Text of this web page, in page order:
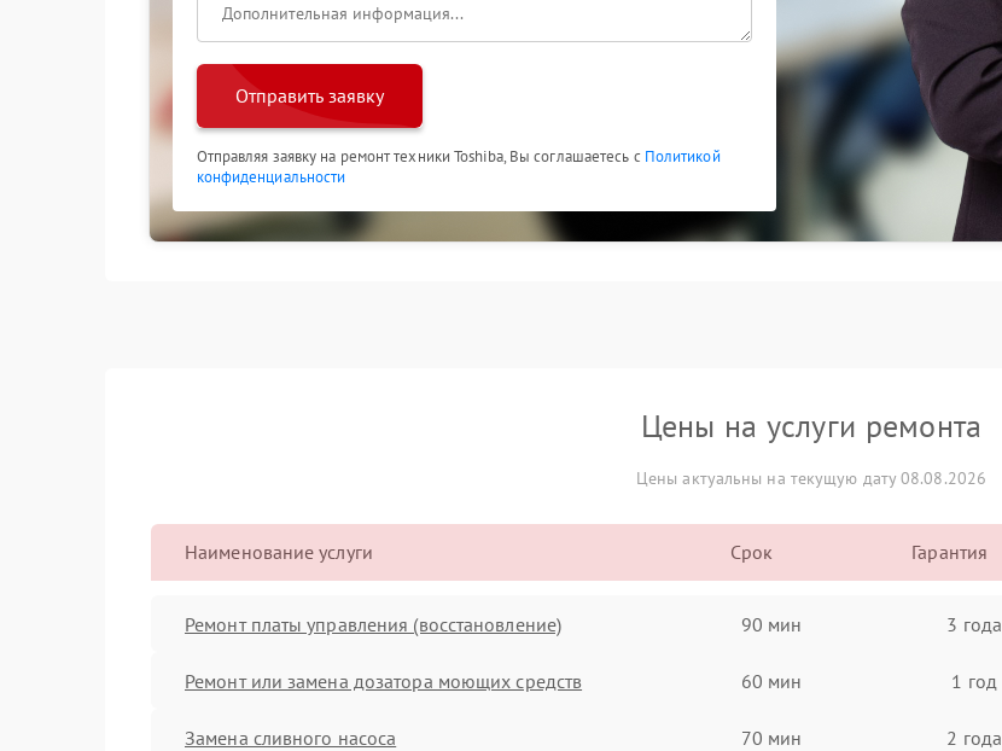
Отправить заявку
Отправляя заявку на ремонт техники Toshiba, Вы соглашаетесь с Политикой
конфиденциальности
Цены на услуги ремонта
Цены актуальны на текущую дату 08.08.2026
Наименование услуги Срок Гарантия
Ремонт платы управления (восстановление) 90 мин 3 года
Ремонт или замена дозатора моющих средств 60 мин 1 год
Замена сливного насоса 70 мин 2 года